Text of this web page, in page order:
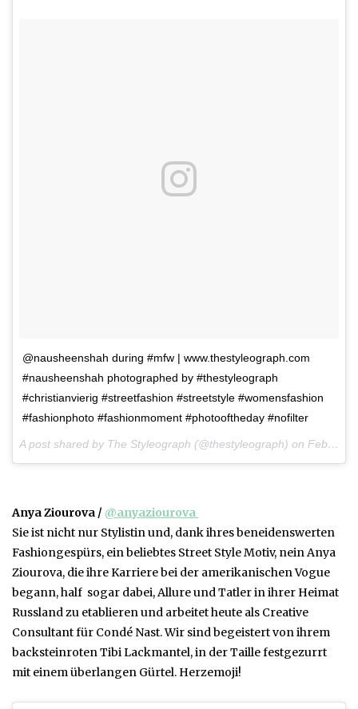
@nausheenshah during #mfw | www.thestyleograph.com
#nausheenshah photographed by #thestyleograph
#christianvierig #streetfashion #streetstyle #womensfashion
#fashionphoto #fashionmoment #photooftheday #nofilter
A post shared by The Styleograph (@thestyleograph) on Feb 23, 2017 at 12:49am PST
Anya Ziourova / @anyaziourova
Sie ist nicht nur Stylistin und, dank ihres beneidenswerten
Fashiongespürs, ein beliebtes Street Style Motiv, nein Anya
Ziourova, die ihre Karriere bei der amerikanischen Vogue
begann, half sogar dabei, Allure und Tatler in ihrer Heimat
Russland zu etablieren und arbeitet heute als Creative
Consultant für Condé Nast. Wir sind begeistert von ihrem
backsteinroten Tibi Lackmantel, in der Taille festgezurrt
mit einem überlangen Gürtel. Herzemoji!